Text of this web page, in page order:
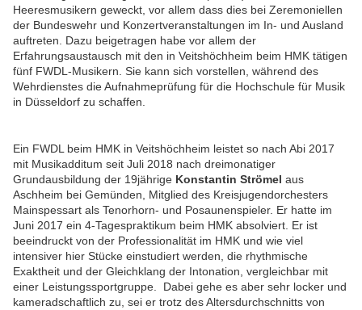
Heeresmusikern geweckt, vor allem dass dies bei Zeremoniellen
der Bundeswehr und Konzertveranstaltungen im In- und Ausland
auftreten. Dazu beigetragen habe vor allem der
Erfahrungsaustausch mit den in Veitshöchheim beim HMK tätigen
fünf FWDL-Musikern. Sie kann sich vorstellen, während des
Wehrdienstes die Aufnahmeprüfung für die Hochschule für Musik
in Düsseldorf zu schaffen.
Ein FWDL beim HMK in Veitshöchheim leistet so nach Abi 2017
mit Musikadditum seit Juli 2018 nach dreimonatiger
Grundausbildung der 19jährige Konstantin Strömel aus
Aschheim bei Gemünden, Mitglied des Kreisjugendorchesters
Mainspessart als Tenorhorn- und Posaunenspieler. Er hatte im
Juni 2017 ein 4-Tagespraktikum beim HMK absolviert. Er ist
beeindruckt von der Professionalität im HMK und wie viel
intensiver hier Stücke einstudiert werden, die rhythmische
Exaktheit und der Gleichklang der Intonation, vergleichbar mit
einer Leistungssportgruppe. Dabei gehe es aber sehr locker und
kameradschaftlich zu, sei er trotz des Altersdurchschnitts von